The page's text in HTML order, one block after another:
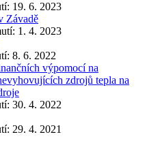
19. 6. 2023
Závadě
1. 4. 2023
8. 6. 2022
výpomocí na
zdrojů tepla na
30. 4. 2022
29. 4. 2021